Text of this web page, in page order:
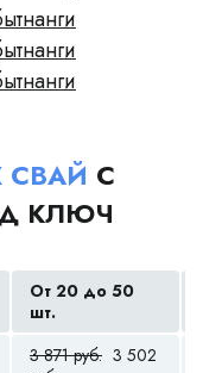
СВАЙ С
КЛЮЧ
От 20 до 50
шт.
3 871 руб. 3 502